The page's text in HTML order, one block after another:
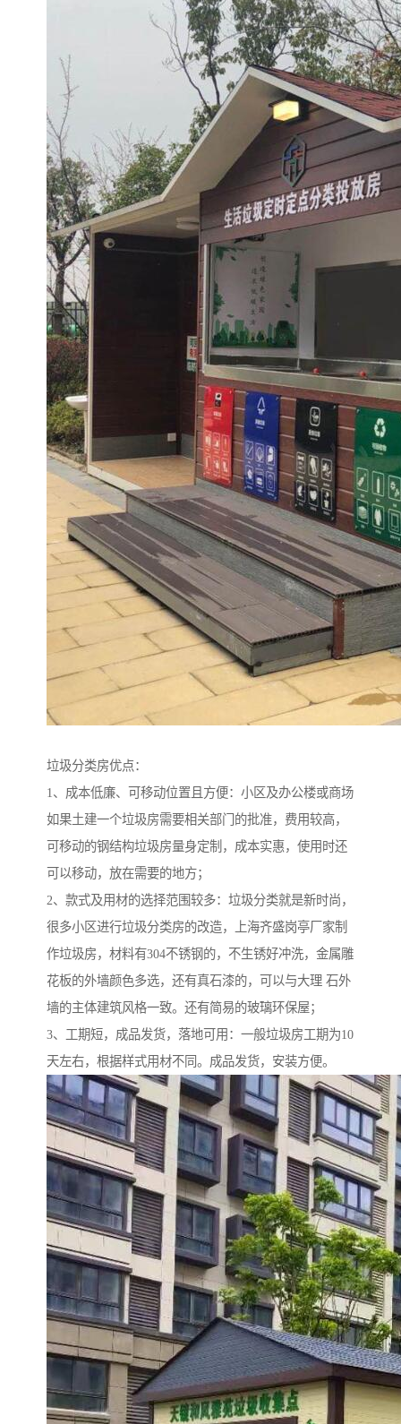
垃圾分类房优点：
1、成本低廉、可移动位置且方便：小区及办公楼或商场
如果土建一个垃圾房需要相关部门的批准，费用较高，
可移动的钢结构垃圾房量身定制，成本实惠，使用时还
可以移动，放在需要的地方；
2、款式及用材的选择范围较多：垃圾分类就是新时尚，
很多小区进行垃圾分类房的改造，上海齐盛岗亭厂家制
作垃圾房，材料有304不锈钢的，不生锈好冲洗，金属雕
花板的外墙颜色多选，还有真石漆的，可以与大理 石外
墙的主体建筑风格一致。还有简易的玻璃环保屋；
3、工期短，成品发货，落地可用：一般垃圾房工期为10
天左右，根据样式用材不同。成品发货，安装方便。